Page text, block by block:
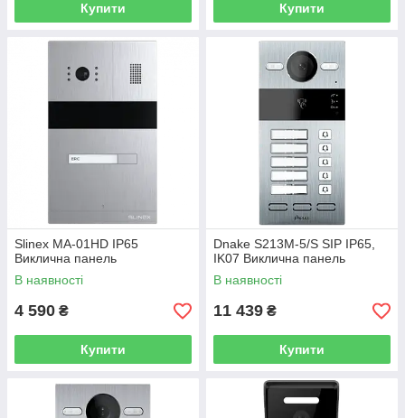
Купити Купити
Slinex MA-01HD IP65
Виклична панель
В наявності
4 590 ₴
Купити
Dnake S213M-5/S SIP IP65,
IK07 Виклична панель
В наявності
11 439 ₴
Купити